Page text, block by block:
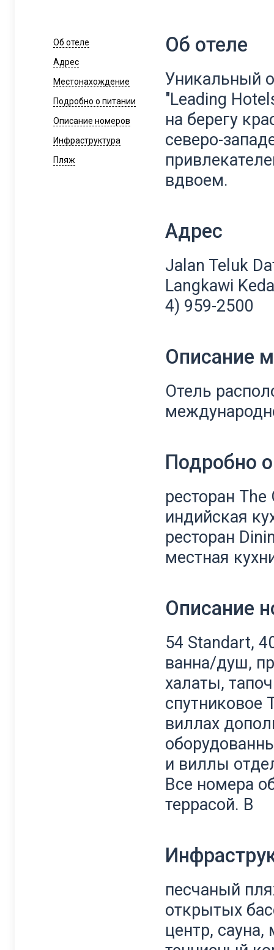
Об отеле
Адрес
Местонахождение
Подробно о питании
Описание номеров
Инфраструктура
Пляж
Об отеле
Уникальный
"Leading
на берегу
северо-
вдвоем.
Адрес
Jalan Teluk
Langkawi
4) 959-2500
Описание
Отель
Подробно
ресторан
индийская
ресторан
местная
Описание
54 Standart,
ванна/душ,
халаты,
спутниковое
виллах
и виллы
Все номера
террасой. В
песчаный
открытых
центр,